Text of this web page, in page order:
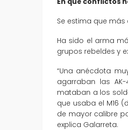
Se estima que más
Ha sido el arma
grupos rebeldes y
“Una anécdota
agarraban las
mataban a los
que usaba el M16
de mayor calibre
explica Galarreta.